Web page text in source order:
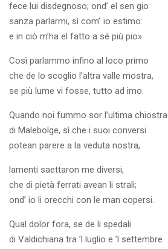
fece lui disdegnoso; ond’ el sen gio
sanza parlarmi, sì com’ ïo estimo:
e in ciò m’ha el fatto a sé più pio».
Così parlammo infino al loco primo
che de lo scoglio l’altra valle mostra,
se più lume vi fosse, tutto ad imo.
Quando noi fummo sor l’ultima chiostra
di Malebolge, sì che i suoi conversi
potean parere a la veduta nostra,
lamenti saettaron me diversi,
che di pietà ferrati avean li strali;
ond’ io li orecchi con le man copersi.
Qual dolor fora, se de li spedali
di Valdichiana tra ’l luglio e ’l settembre